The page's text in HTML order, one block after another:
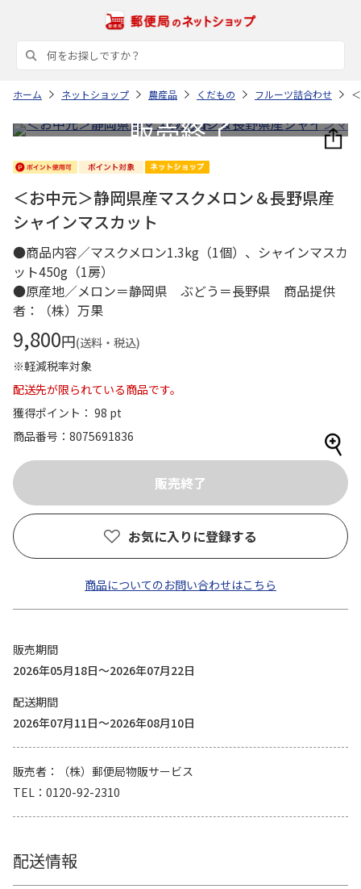
ホーム ネットショップ 農産品 くだもの フルーツ詰合わせ
＜お中元＞静岡県産マスクメロン＆長野県産
シャインマスカット
●商品内容／マスクメロン1.3kg（1個）、シャインマスカ
ット450g（1房）
●原産地／メロン＝静岡県 ぶどう＝長野県 商品提供
者：（株）万果
9,800円(送料・税込)
※軽減税率対象
配送先が限られている商品です。
獲得ポイント： 98 pt
商品番号
8075691836
お気に入りに登録する
商品についてのお問い合わせはこちら
販売期間
2026年05月18日～2026年07月22日
配送期間
2026年07月11日～2026年08月10日
販売者
（株）郵便局物販サービス
TEL
0120-92-2310
配送情報